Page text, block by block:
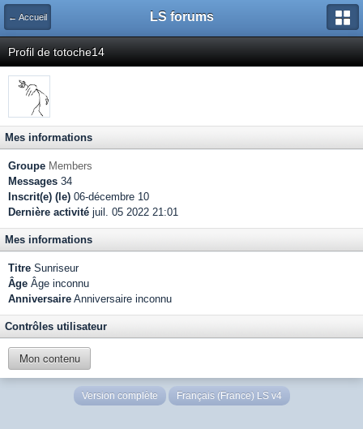
← Accueil LS forums
Profil de totoche14
Mes informations
Groupe Members
Messages 34
Inscrit(e) (le) 06-décembre 10
Dernière activité juil. 05 2022 21:01
Mes informations
Titre Sunriseur
Âge Âge inconnu
Anniversaire Anniversaire inconnu
Contrôles utilisateur
Mon contenu
Version complète Français (France) LS v4